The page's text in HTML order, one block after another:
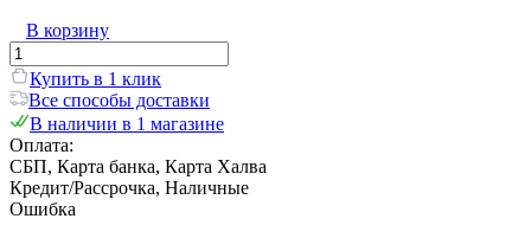
В корзину
Купить в 1 клик
Все способы доставки
В наличии в 1 магазине
Оплата:
СБП, Карта банка, Карта Халва
Кредит/Рассрочка, Наличные
Ошибка